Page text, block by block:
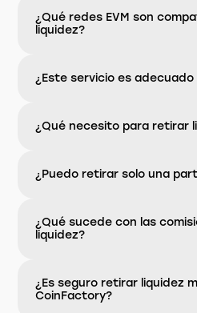
¿Qué redes EVM son
liquidez?
¿Este servicio es
¿Qué necesito para retirar
¿Puedo retirar solo una
¿Qué sucede con las
liquidez?
¿Es seguro retirar liquidez
CoinFactory?